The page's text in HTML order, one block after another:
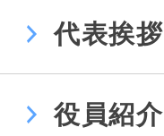
代表挨拶
役員紹介